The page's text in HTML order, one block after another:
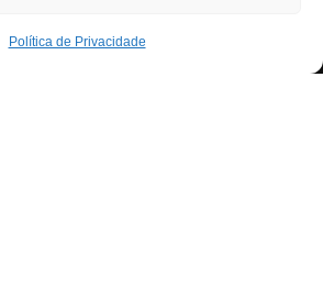
Política de Privacidade
| Criado comWordPress